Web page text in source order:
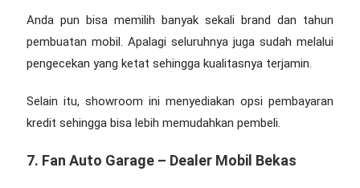
Anda pun bisa memilih banyak sekali brand dan tahun
pembuatan mobil. Apalagi seluruhnya juga sudah melalui
pengecekan yang ketat sehingga kualitasnya terjamin.
Selain itu, showroom ini menyediakan opsi pembayaran
kredit sehingga bisa lebih memudahkan pembeli.
7. Fan Auto Garage – Dealer Mobil Bekas